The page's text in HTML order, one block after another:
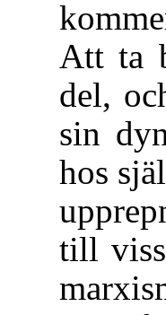
Att ta
del,
sin
hos
till